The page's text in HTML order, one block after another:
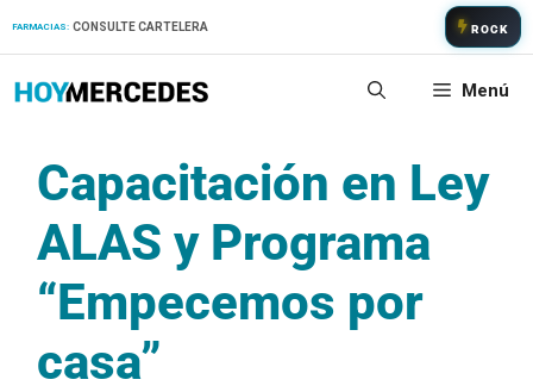
FARMACIAS: CONSULTE CARTELERA ROCK
Menú
Capacitación en Ley
ALAS y Programa
“Empecemos por
casa”